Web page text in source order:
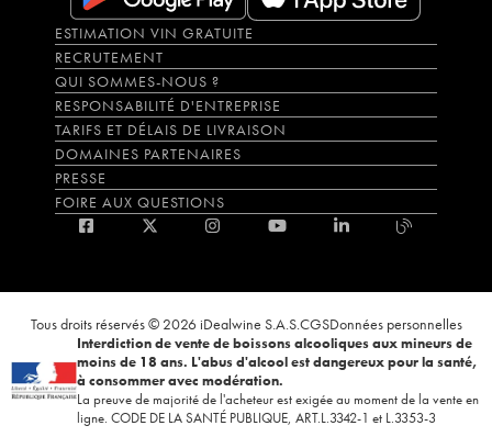
ESTIMATION VIN GRATUITE
RECRUTEMENT
QUI SOMMES-NOUS ?
RESPONSABILITÉ D'ENTREPRISE
TARIFS ET DÉLAIS DE LIVRAISON
DOMAINES PARTENAIRES
PRESSE
FOIRE AUX QUESTIONS
Tous droits réservés © 2026 iDealwine S.A.S.CGSDonnées personnelles
Interdiction de vente de boissons alcooliques aux mineurs de
moins de 18 ans. L'abus d'alcool est dangereux pour la santé,
à consommer avec modération.
La preuve de majorité de l'acheteur est exigée au moment de la vente en
ligne. CODE DE LA SANTÉ PUBLIQUE, ART.L.3342-1 et L.3353-3